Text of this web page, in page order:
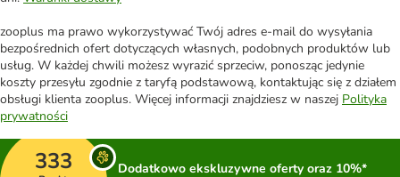
zooplus ma prawo wykorzystywać Twój adres e-mail do wysyłania
bezpośrednich ofert dotyczących własnych, podobnych produktów lub
usług. W każdej chwili możesz wyrazić sprzeciw, ponosząc jedynie
koszty przesyłu zgodnie z taryfą podstawową, kontaktując się z działem
obsługi klienta zooplus. Więcej informacji znajdziesz w naszej Polityka
prywatności
333
Dodatkowo ekskluzywne oferty oraz 10%*